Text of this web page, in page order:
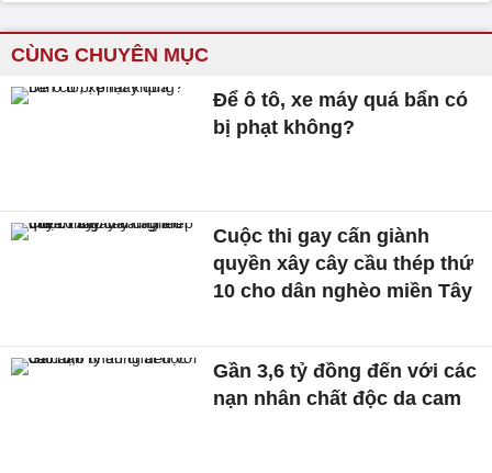
CÙNG CHUYÊN MỤC
Để ô tô, xe máy quá bẩn có
bị phạt không?
Cuộc thi gay cấn giành
quyền xây cây cầu thép thứ
10 cho dân nghèo miền Tây
Gần 3,6 tỷ đồng đến với các
nạn nhân chất độc da cam